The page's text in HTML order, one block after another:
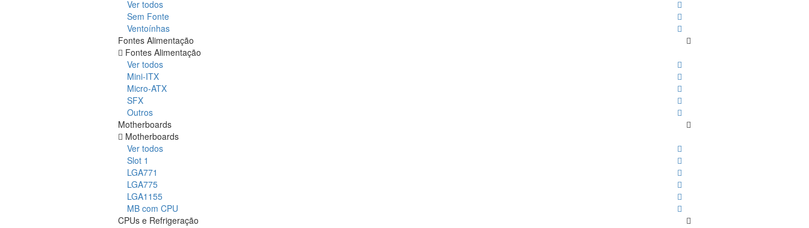
Ver todos
Sem Fonte
Ventoínhas
Fontes Alimentação
Fontes Alimentação
Ver todos
Mini-ITX
Micro-ATX
SFX
Outros
Motherboards
Motherboards
Ver todos
Slot 1
LGA771
LGA775
LGA1155
MB com CPU
CPUs e Refrigeração